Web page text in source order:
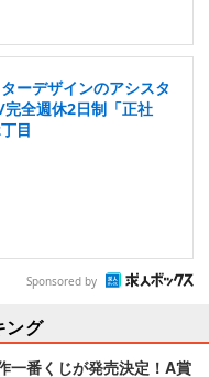
ーデザインのアシスタ
全週休2日制「正社
目
Sponsored by
ング
一番くじが発売決定！A賞